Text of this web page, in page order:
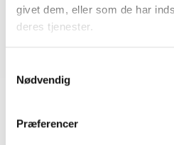
givet dem, eller som de har
deres tjenester.
Nødvendig
Præferencer
Dagsorden følger ca. 1
materiale lægges i MitBL